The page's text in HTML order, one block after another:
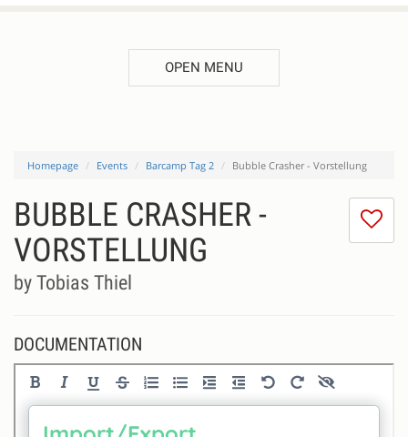
OPEN MENU
Homepage Events Barcamp Tag 2 Bubble Crasher - Vorstellung
I
BUBBLE CRASHER -
VORSTELLUNG
by Tobias Thiel
DOCUMENTATION